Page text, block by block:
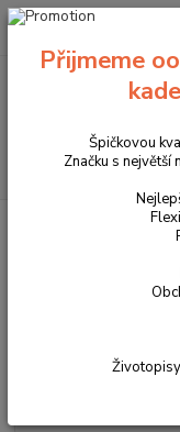
VŠECHNY
ATOM
Přijmeme
Špičkovou
Značku s největší